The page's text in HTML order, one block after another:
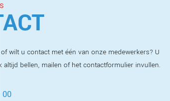
wilt u contact met één van onze medewerkers? U
altijd bellen, mailen of het contactformulier invullen.
00